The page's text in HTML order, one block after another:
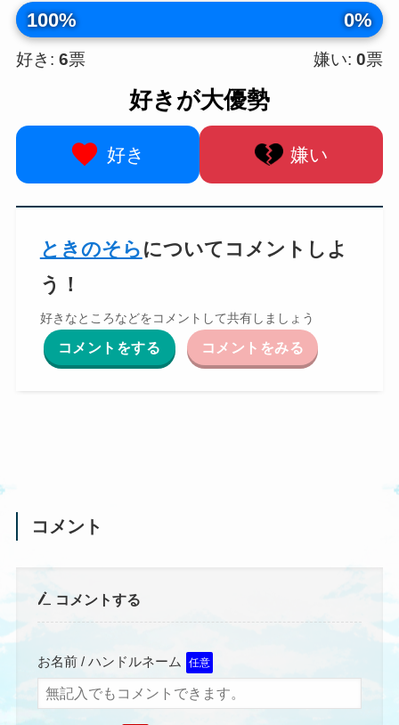
100% 0%
好き: 6票 嫌い:0票
好きが大優勢
好き 嫌い
ときのそら についてコメントしよ
う！
好きなところなどをコメントして共有しましょう
コメントをする コメントをみる
コメント
コメントする
お名前 / ハンドルネーム 任意